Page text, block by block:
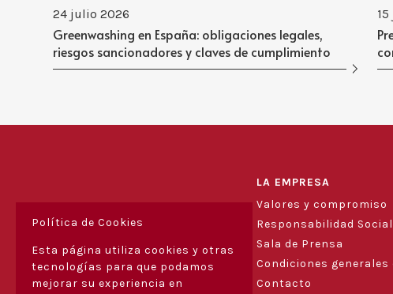
24 julio 2026
Greenwashing en España: obligaciones legales,
riesgos sancionadores y claves de cumplimiento
LA EMPRESA
Valores y compromiso
Responsabilidad
Sala de Prensa
Condiciones
Contacto
Política de Cookies
Esta página utiliza cookies y otras
tecnologías para que podamos
mejorar su experiencia en